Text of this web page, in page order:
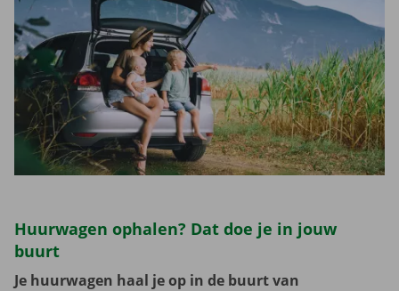
Huurwagen ophalen? Dat doe je in jouw
buurt
Je huurwagen haal je op in de buurt van